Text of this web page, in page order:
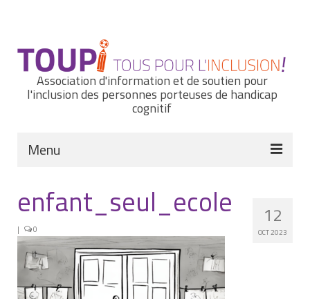
Association d'information et de soutien pour
l'inclusion des personnes porteuses de handicap
cognitif
Menu
Actualités
Nous connaître
Notre histoire
Nos missions et nos valeurs
12
OCT 2023
enfant_seul_ecole
| 0